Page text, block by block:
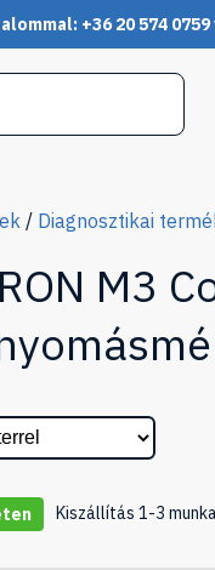
+36 20 574
/ Diagnosztikai
M3
Kiszállítás 1-3